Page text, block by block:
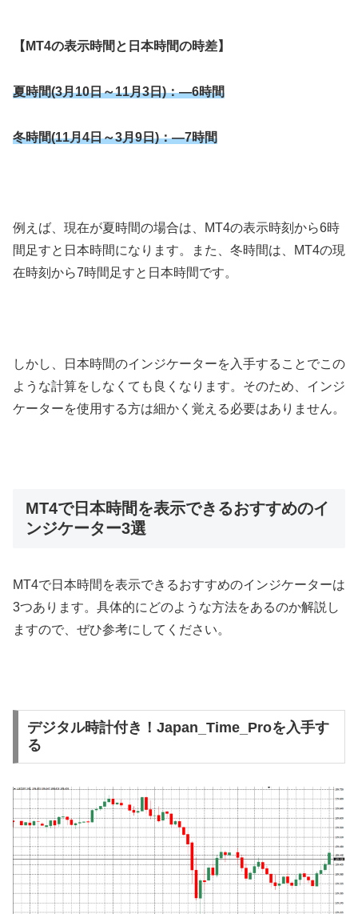
【 MT4の表示時間と日本時間の時差】
夏時間(3月10日～11月3日)：―6時間
冬時間(11月4日～3月9日)：―7時間
例えば、現在が夏時間の場合は、 MT4の表示時刻から6時
間足すと日本時間になります。また、冬時間は、
MT4の現
在時刻から7時間足すと日本時間です。
しかし、日本時間のインジケーターを入手することでこの
ような計算をしなくても良くなります。そのため、インジ
ケーターを使用する方は細かく覚える必要はありません。
MT4で日本時間を表示できるおすすめのイ
ンジケーター3選
MT4で日本時間を表示できるおすすめのインジケーターは
3つあります。具体的にどのような方法をあるのか解説し
ますので、ぜひ参考にしてください。
デジタル時計付き！Japan_Time_Proを入手す
る